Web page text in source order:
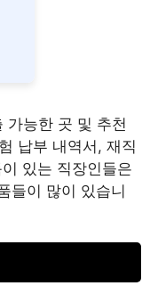
가능한 곳 및 추천
납부 내역서, 재직
있는 직장인들은
들이 많이 있습니